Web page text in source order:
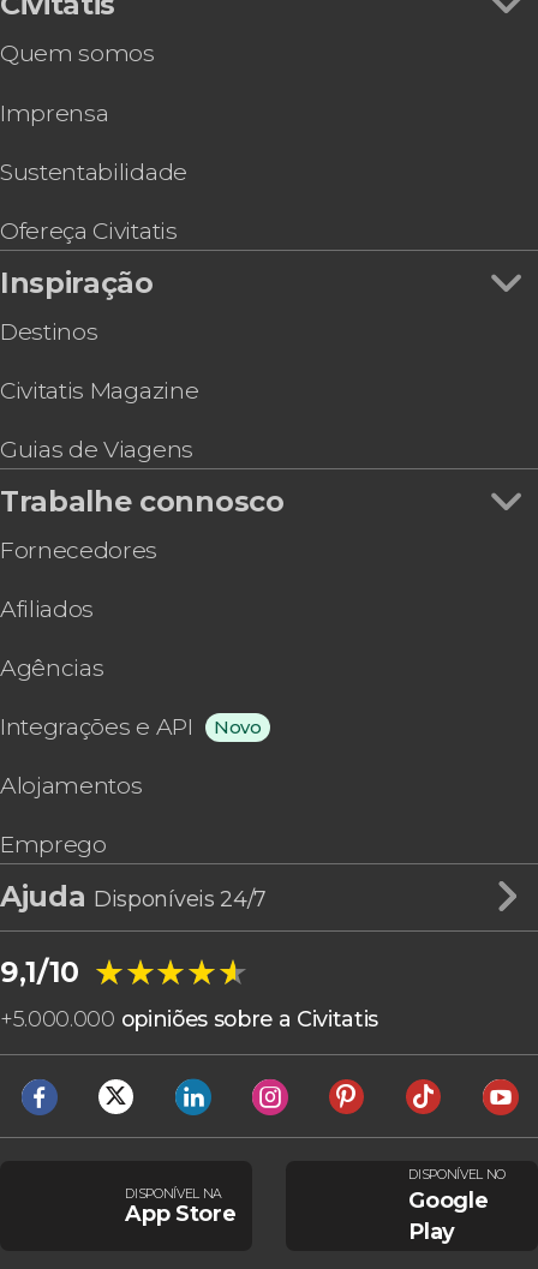
Quem somos
Imprensa
Sustentabilidade
Ofereça Civitatis
Inspiração
Destinos
Civitatis Magazine
Guias de Viagens
Trabalhe connosco
Fornecedores
Afiliados
Agências
Integrações e API Novo
Alojamentos
Emprego
Ajuda Disponíveis 24/7
9,1/10 ★★★★★
★★★★★
+5.000.000 opiniões sobre a Civitatis
DISPONÍVEL NA
App Store
DISPONÍVEL NO
Google
Play